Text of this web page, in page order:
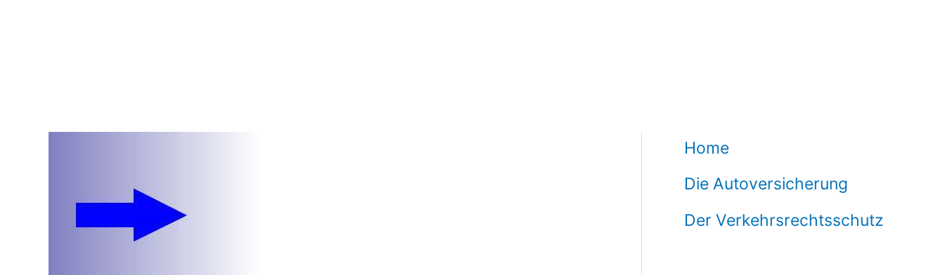
Home
Die Autoversicherung
Der Verkehrsrechtsschutz